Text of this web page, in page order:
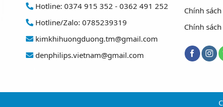
Hotline: 0374 915 352 - 0362 491 252
Hotline/Zalo: 0785239319
kimkhihuongduong.tm@gmail.com
denphilips.vietnam@gmail.com
Chính
Chính